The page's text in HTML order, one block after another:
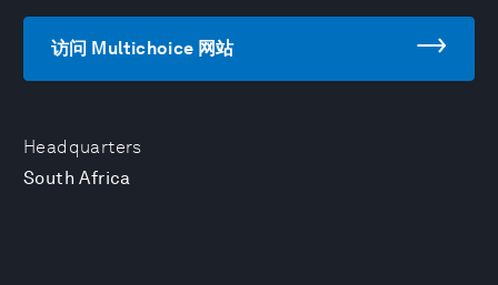
Headquarters
South Africa
访问 Multichoice 网站